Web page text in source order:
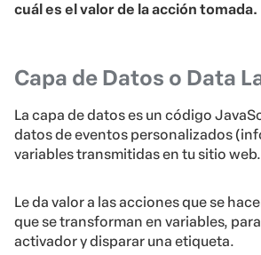
cuál es el valor de la acción tomada.
Capa de Datos o Data
La capa de datos es un código
datos de eventos personalizados
variables transmitidas en tu sitio web.
Le da valor a las acciones que se
que se transforman en variables,
activador y disparar una etiqueta.